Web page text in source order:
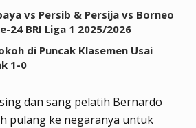
vs Persib & Persija vs Borneo
24 BRI Liga 1 2025/2026
di Puncak Klasemen Usai
1-0
dan sang pelatih Bernardo
pulang ke negaranya untuk